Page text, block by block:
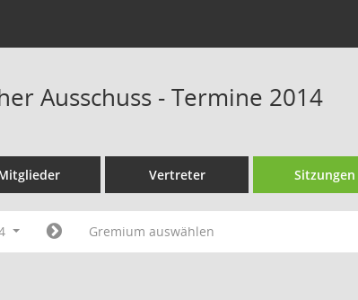
Ausschuss - Termine 2014
Vertreter Sitzungen
Gremium auswählen